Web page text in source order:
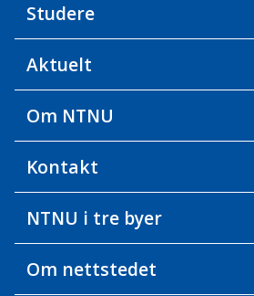
Studere
Aktuelt
Om NTNU
Kontakt
NTNU i tre byer
Om nettstedet